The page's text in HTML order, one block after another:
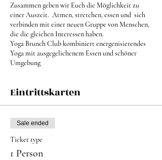
Zusammen geben wir Euch die Möglichkeit zu
einer Auszeit. Atmen, stretchen, essen und sich
verbinden mit einer neuen Gruppe von Menschen,
die die gleichen Interessen haben.
Yoga Brunch Club kombiniert energenisierendes
Yoga mit ausgegelichenem Essen und schöner
Umgebung
Eintrittskarten
Sale ended
Ticket type
1 Person